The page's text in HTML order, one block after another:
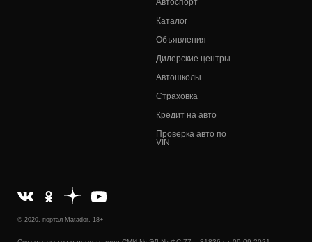
Автоспорт
Каталог
Объявления
Дилерские центры
Автошколы
Страховка
Кредит на авто
Проверка авто по
VIN
© 2020, портал Matador, 18+